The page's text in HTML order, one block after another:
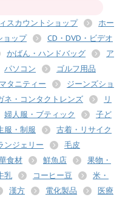
スカウントショップ
ホー
ョップ
CD・DVD・ビデオ
かばん・ハンドバッグ
ア
パソコン
ゴルフ用品
マタニティー
ジーンズショ
ネ・コンタクトレンズ
リ
婦人服・ブティック
子ど
服・制服
古着・リサイク
ンジェリー
毛皮
食材 鮮魚店
果物・
乳 コーヒー豆
米・
漢方 電化製品
医療